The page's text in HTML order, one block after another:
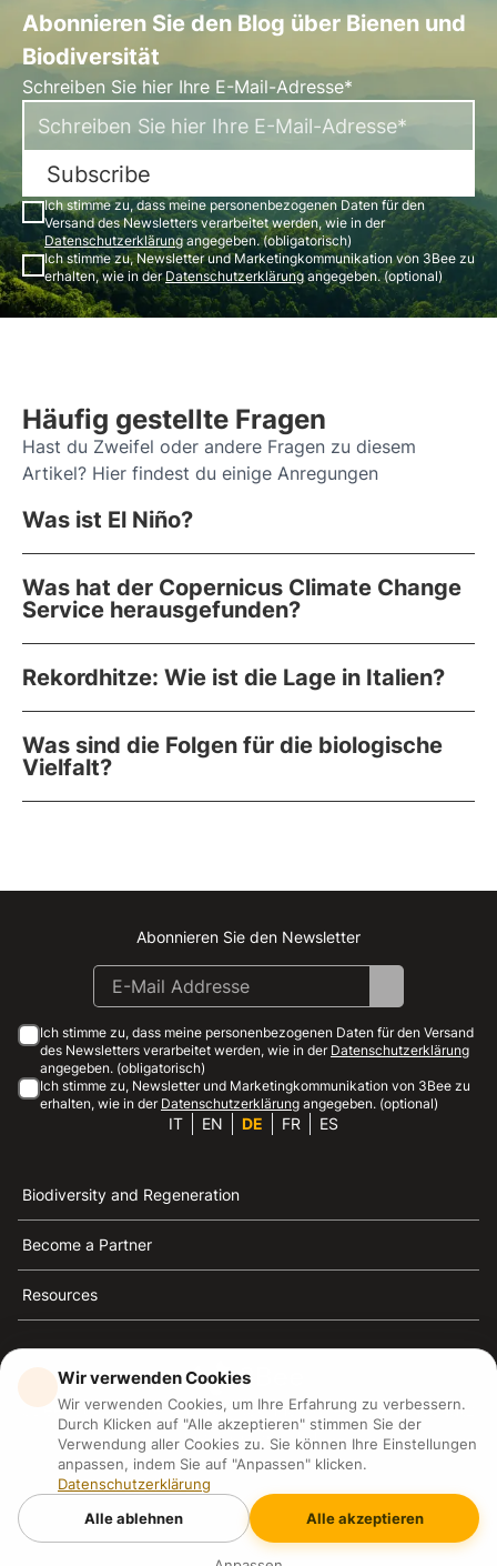
Abonnieren Sie den Blog über Bienen und
Biodiversität
Schreiben Sie hier Ihre E-Mail-Adresse*
Subscribe
Ich stimme zu, dass meine personenbezogenen Daten für den
Versand des Newsletters verarbeitet werden, wie in der
Datenschutzerklärungangegeben. (obligatorisch)
Ich stimme zu, Newsletter und Marketingkommunikation von 3Bee zu
erhalten, wie in derDatenschutzerklärungangegeben. (optional)
Häufig gestellte Fragen
Hast du Zweifel oder andere Fragen zu diesem
Artikel? Hier findest du einige Anregungen
Was ist El Niño?
Was hat der Copernicus Climate Change
Service herausgefunden?
Rekordhitze: Wie ist die Lage in Italien?
Was sind die Folgen für die biologische
Vielfalt?
Instagram
Facebook
Linkedin
Youtube
Abonnieren Sie den Newsletter
Ich stimme zu, dass meine personenbezogenen Daten für den Versand
des Newsletters verarbeitet werden, wie in der Datenschutzerklärung
angegeben. (obligatorisch)
Ich stimme zu, Newsletter und Marketingkommunikation von 3Bee zu
erhalten, wie in der Datenschutzerklärung angegeben. (optional)
IT EN DE FR ES
Biodiversity and Regeneration
Become a Partner
Resources
3Bee ist die Referenz für Nachhaltigkeit, Bienenschutz
und Biodiversität
3Bee S.R.L Via Pastrengo 14, 20159, Milano (MI)
P.IVA: IT09711590969
3Bee GmbHSede legale: Oranienburger Straße 23, 10178
BerlinHR number: 256594
3Bee - All rights reserved.
Wir verwenden Cookies
Wir verwenden Cookies, um Ihre Erfahrung zu verbessern.
Durch Klicken auf "Alle akzeptieren" stimmen Sie der
Verwendung aller Cookies zu. Sie können Ihre Einstellungen
anpassen, indem Sie auf "Anpassen" klicken.
Datenschutzerklärung
Alle ablehnen Alle akzeptieren